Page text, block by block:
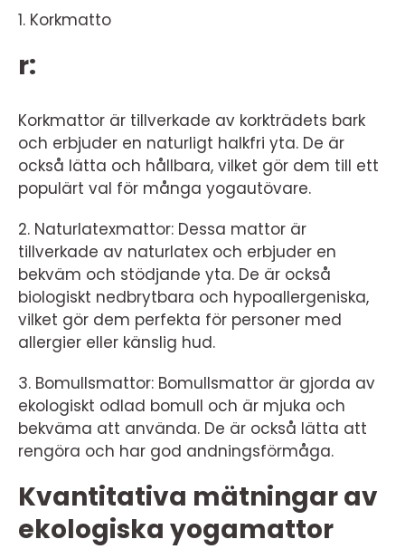
1. Korkmatto
r:
Korkmattor är tillverkade av korkträdets bark
och erbjuder en naturligt halkfri yta. De är
också lätta och hållbara, vilket gör dem till ett
populärt val för många yogautövare.
2. Naturlatexmattor: Dessa mattor är
tillverkade av naturlatex och erbjuder en
bekväm och stödjande yta. De är också
biologiskt nedbrytbara och hypoallergeniska,
vilket gör dem perfekta för personer med
allergier eller känslig hud.
3. Bomullsmattor: Bomullsmattor är gjorda av
ekologiskt odlad bomull och är mjuka och
bekväma att använda. De är också lätta att
rengöra och har god andningsförmåga.
Kvantitativa mätningar av
ekologiska yogamattor